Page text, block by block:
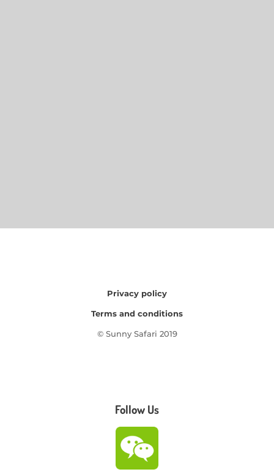
Privacy policy
Terms and conditions
© Sunny Safari 2019
Follow Us